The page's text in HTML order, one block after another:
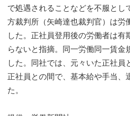
で処遇されることなどを不服とし
方裁判所（矢崎達也裁判官）は労
した。正社員登用後の労働者は有
らないと指摘。同一労働同一賃金
した。同社では、元々いた正社員
正社員との間で、基本給や手当、
た。